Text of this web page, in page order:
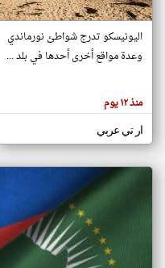
هنا عن
وجهة
كاتبيها.
اليونيسكو تدرج شواطئ نورماندي
وعدة مواقع أخرى أحدها في بلد ...
منذ ١٢ يوم
ار تي عربي